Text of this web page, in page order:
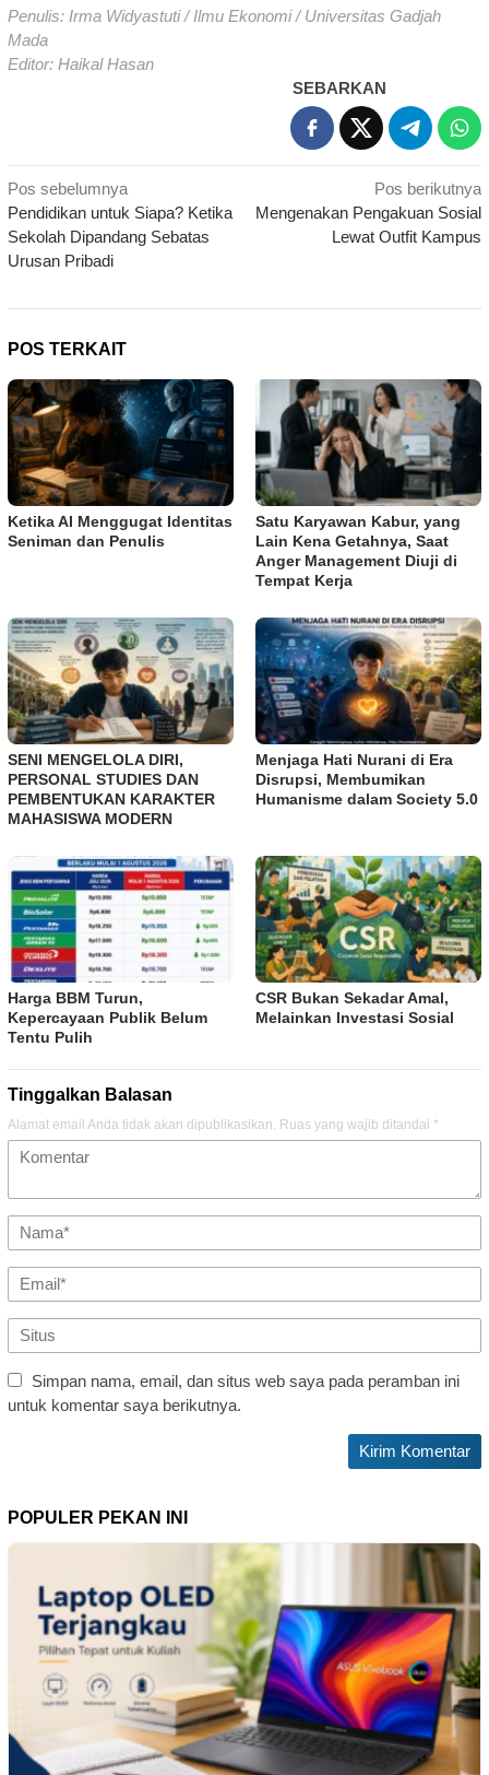
Penulis: Irma Widyastuti / Ilmu Ekonomi / Universitas Gadjah
Mada
Editor: Haikal Hasan
SEBARKAN
Navigasi
pos
Pos sebelumnya
Pendidikan untuk Siapa? Ketika
Sekolah Dipandang Sebatas
Urusan Pribadi
Pos berikutnya
Mengenakan Pengakuan Sosial
Lewat Outfit Kampus
POS TERKAIT
Ketika AI Menggugat Identitas
Seniman dan Penulis
Satu Karyawan Kabur, yang
Lain Kena Getahnya, Saat
Anger Management Diuji di
Tempat Kerja
SENI MENGELOLA DIRI,
PERSONAL STUDIES DAN
PEMBENTUKAN KARAKTER
MAHASISWA MODERN
Menjaga Hati Nurani di Era
Disrupsi, Membumikan
Humanisme dalam Society 5.0
Harga BBM Turun,
Kepercayaan Publik Belum
Tentu Pulih
CSR Bukan Sekadar Amal,
Melainkan Investasi Sosial
Tinggalkan Balasan
Alamat email Anda tidak akan dipublikasikan. Ruas yang wajib ditandai *
Simpan nama, email, dan situs web saya pada peramban ini
untuk komentar saya berikutnya.
POPULER PEKAN INI